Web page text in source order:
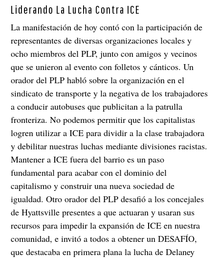
Liderando La Lucha Contra ICE
La manifestación de hoy contó con la participación de
representantes de diversas organizaciones locales y
ocho miembros del PLP, junto con amigos y vecinos
que se unieron al evento con folletos y cánticos. Un
orador del PLP habló sobre la organización en el
sindicato de transporte y la negativa de los trabajadores
a conducir autobuses que publicitan a la patrulla
fronteriza. No podemos permitir que los capitalistas
logren utilizar a ICE para dividir a la clase trabajadora
y debilitar nuestras luchas mediante divisiones racistas.
Mantener a ICE fuera del barrio es un paso
fundamental para acabar con el dominio del
capitalismo y construir una nueva sociedad de
igualdad. Otro orador del PLP desafió a los concejales
de Hyattsville presentes a que actuaran y usaran sus
recursos para impedir la expansión de ICE en nuestra
comunidad, e invitó a todos a obtener un DESAFÍO,
que destacaba en primera plana la lucha de Delaney